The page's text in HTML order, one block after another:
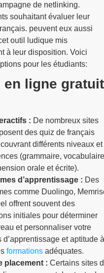
de netlinking.
souhaitant évaluer leur
peuvent eux aussi
outil ludique mis
à leur disposition. Voici
pour les étudiants:
en ligne
: De nombreux sites
des quiz de français
différents niveaux et
(grammaire,
orale et écrite).
d’apprentissage : Des
comme Duolingo,
offrent souvent des
initiales pour déterminer
et personnaliser votre
d’apprentissage et aptitude à
formations adéquates.
placement : Certains sites